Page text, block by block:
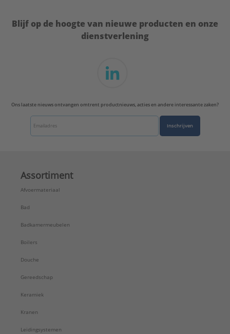
Blijf op de hoogte van nieuwe producten en onze
dienstverlening
Ons laatste nieuws ontvangen omtrent productnieuws, acties en andere interessante zaken?
Inschrijven
Assortiment
Afvoermateriaal
Bad
Badkamermeubelen
Boilers
Douche
Gereedschap
Keramiek
Kranen
Leidingsystemen